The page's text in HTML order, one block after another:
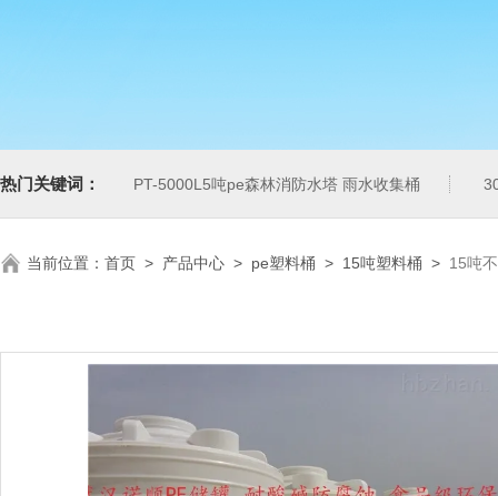
热门关键词： PT-5000L5吨pe森林消防水塔 雨水收集桶
当前位置： 首页 > 产品中心 > pe塑料桶 > 15吨塑料桶 > 15吨